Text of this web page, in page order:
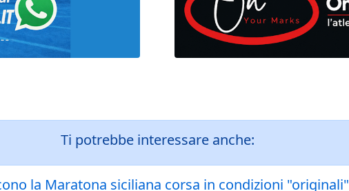
Ti potrebbe interessare anche:
la Maratona siciliana corsa in condizioni "originali"